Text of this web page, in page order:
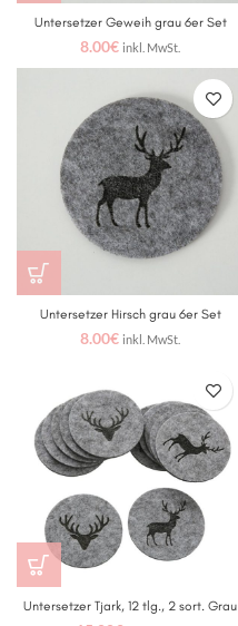
Untersetzer Geweih grau 6er Set
8.00€ inkl. MwSt.
Untersetzer Hirsch grau 6er Set
8.00€ inkl. MwSt.
Untersetzer Tjark, 12 tlg., 2 sort. Grau